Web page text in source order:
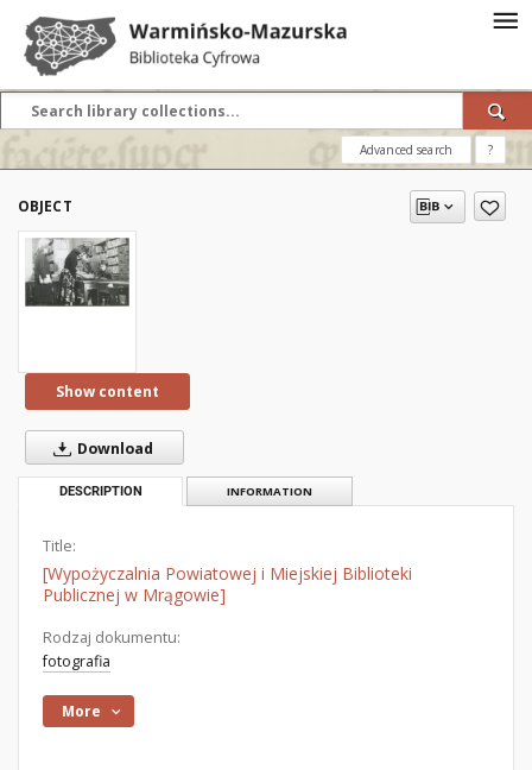
Advanced search ?
OBJECT
Show content
Download
DESCRIPTION INFORMATION
Title:
[Wypożyczalnia Powiatowej i Miejskiej Biblioteki
Publicznej w Mrągowie]
Rodzaj dokumentu:
fotografia
More